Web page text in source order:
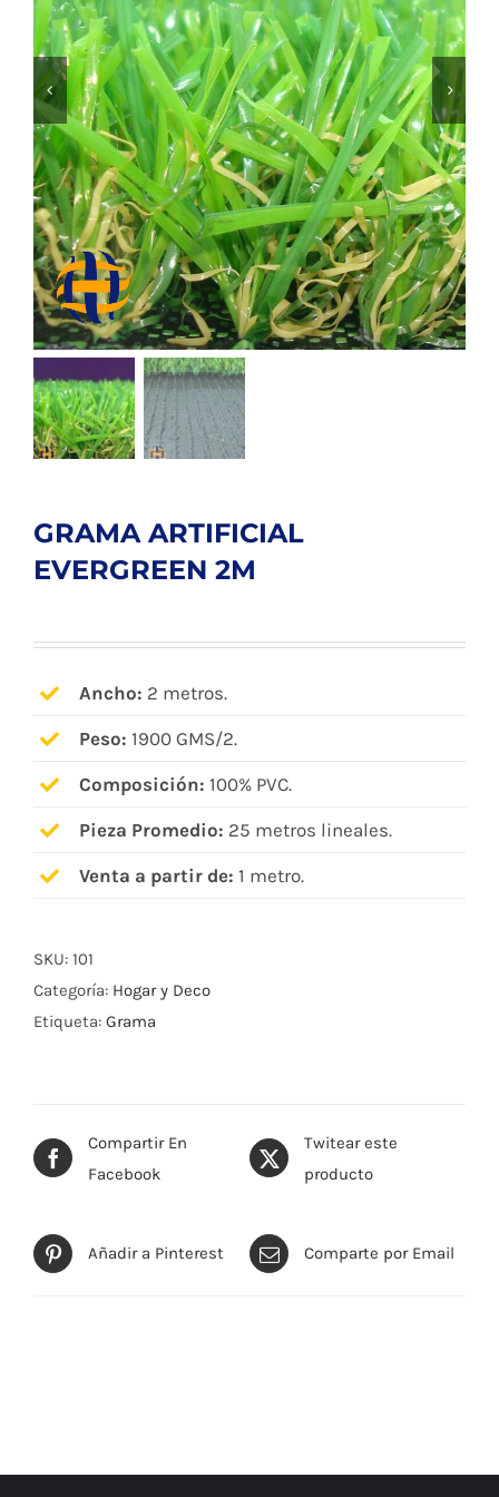
GRAMA ARTIFICIAL
EVERGREEN 2M
Ancho: 2 metros.
Peso: 1900 GMS/2.
Composición: 100% PVC.
Pieza Promedio: 25 metros lineales.
Venta a partir de: 1 metro.
SKU: 101
Categoría: Hogar y Deco
Etiqueta: Grama
Compartir En
Facebook
Twitear este
producto
Añadir a Pinterest Comparte por Email